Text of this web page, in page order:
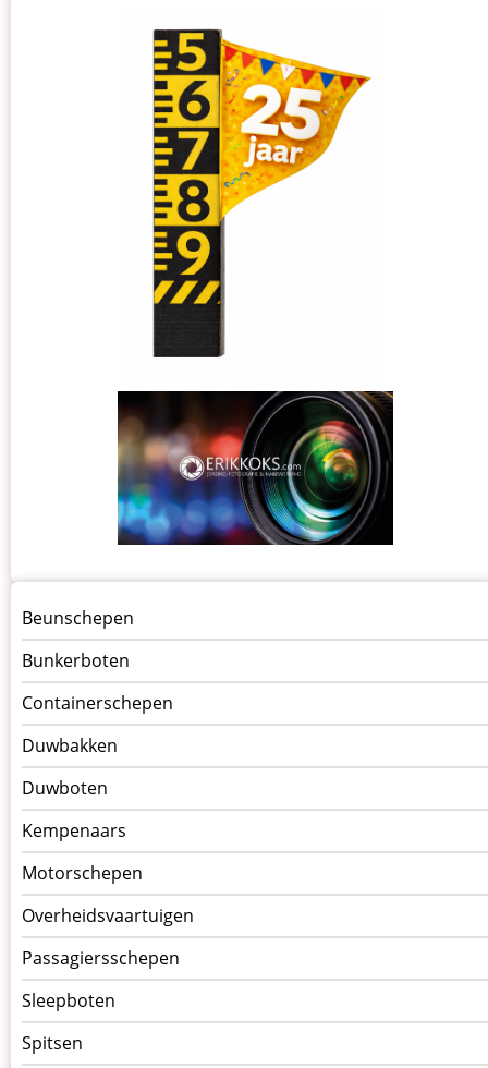
Menu
Schepen
Beunschepen
Bunkerboten
Containerschepen
Duwbakken
Duwboten
Kempenaars
Motorschepen
Overheidsvaartuigen
Passagiersschepen
Sleepboten
Spitsen